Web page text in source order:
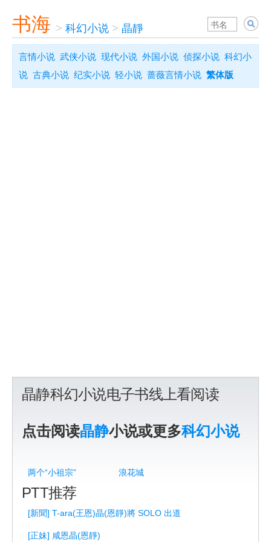
书海 > 科幻小说 > 晶靜
言情小说 武侠小说 现代小说 外国小说 侦探小说 科幻小
说 古典小说 纪实小说 轻小说 蔷薇言情小说 繁体版
晶静科幻小说电子书线上看阅读
点击阅读晶静小说或更多科幻小说
两个“小祖宗” 浪花城
PTT推荐
[新聞] T-ara(王恩)晶(恩靜)將 SOLO 出道
[正妹] 咸恩晶(恩靜)